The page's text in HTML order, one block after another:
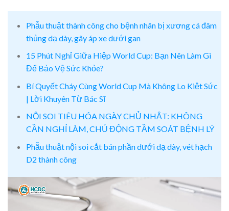
Phẫu thuật thành công cho bệnh nhân bị xương cá đâm
thủng dạ dày, gây áp xe dưới gan
15 Phút Nghỉ Giữa Hiệp World Cup: Bạn Nên Làm Gì
Để Bảo Vệ Sức Khỏe?
Bí Quyết Cháy Cùng World Cup Mà Không Lo Kiệt Sức
| Lời Khuyên Từ Bác Sĩ
NỘI SOI TIÊU HÓA NGÀY CHỦ NHẬT: KHÔNG
CẦN NGHỈ LÀM, CHỦ ĐỘNG TẦM SOÁT BỆNH LÝ
Phẫu thuật nội soi cắt bán phần dưới dạ dày, vét hạch
D2 thành công
Video
Player